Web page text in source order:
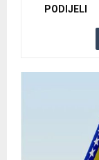
PODIJELI